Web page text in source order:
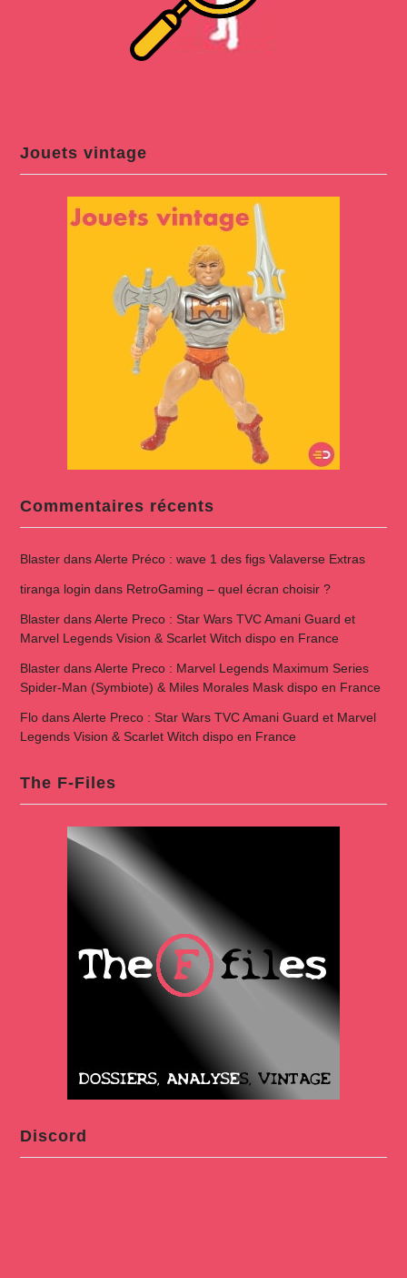
Jouets vintage
Commentaires récents
BlasterdansAlerte Préco : wave 1 des figs Valaverse Extras
tiranga login dans RetroGaming – quel écran choisir ?
BlasterdansAlerte Preco : Star Wars TVC Amani Guard et
Marvel Legends Vision & Scarlet Witch dispo en France
BlasterdansAlerte Preco : Marvel Legends Maximum Series
Spider-Man (Symbiote) & Miles Morales Mask dispo en France
FlodansAlerte Preco : Star Wars TVC Amani Guard et Marvel
Legends Vision & Scarlet Witch dispo en France
The F-Files
Discord